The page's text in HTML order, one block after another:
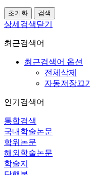
상세검색닫기
최근검색어
최근검색어 옵션
전체삭제
자동저장끄기
인기검색어
통합검색
국내학술논문
학위논문
해외학술논문
학술지